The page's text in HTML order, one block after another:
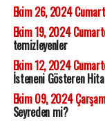
Ekim 26, 2024
Ekim 19, 2024
temizleyenler
Ekim 12, 2024
İsteneni Gösteren
Ekim 09, 2024
Seyreden mi?